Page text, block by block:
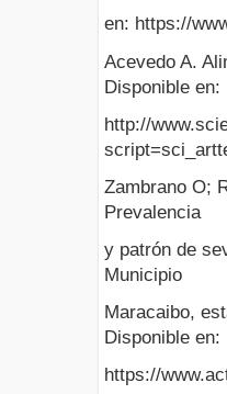
en: https://
Acevedo A.
Disponible en:
http://
Zambrano O;
Prevalencia
y patrón de
Municipio
Maracaibo,
Disponible en:
https://